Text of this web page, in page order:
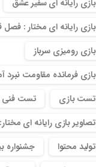
بازی رایانه ای سفیر عشق
بازی رایانه ای مختار : فصل
بازی رومیزی سرباز
بازی فرمانده مقاومت نبرد
تست بازی
تست فنی
تصاویر بازی رایانه ای
تولید محتوا
جشنواره